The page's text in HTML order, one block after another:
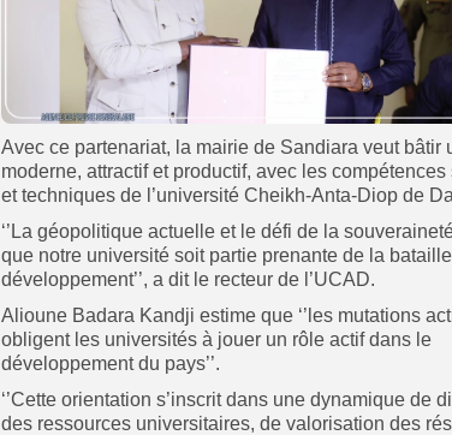
Avec ce partenariat, la mairie de Sandiara veut bâtir
moderne, attractif et productif, avec les
et techniques de l’université Cheikh-Anta-Diop de
‘’La géopolitique actuelle et le défi de la
que notre université soit partie prenante de la
développement’’, a dit le recteur de l’UCAD.
Alioune Badara Kandji estime que ‘’les mutations
obligent les universités à jouer un rôle actif dans le
développement du pays’’.
‘’Cette orientation s’inscrit dans une dynamique de
des ressources universitaires, de valorisation des